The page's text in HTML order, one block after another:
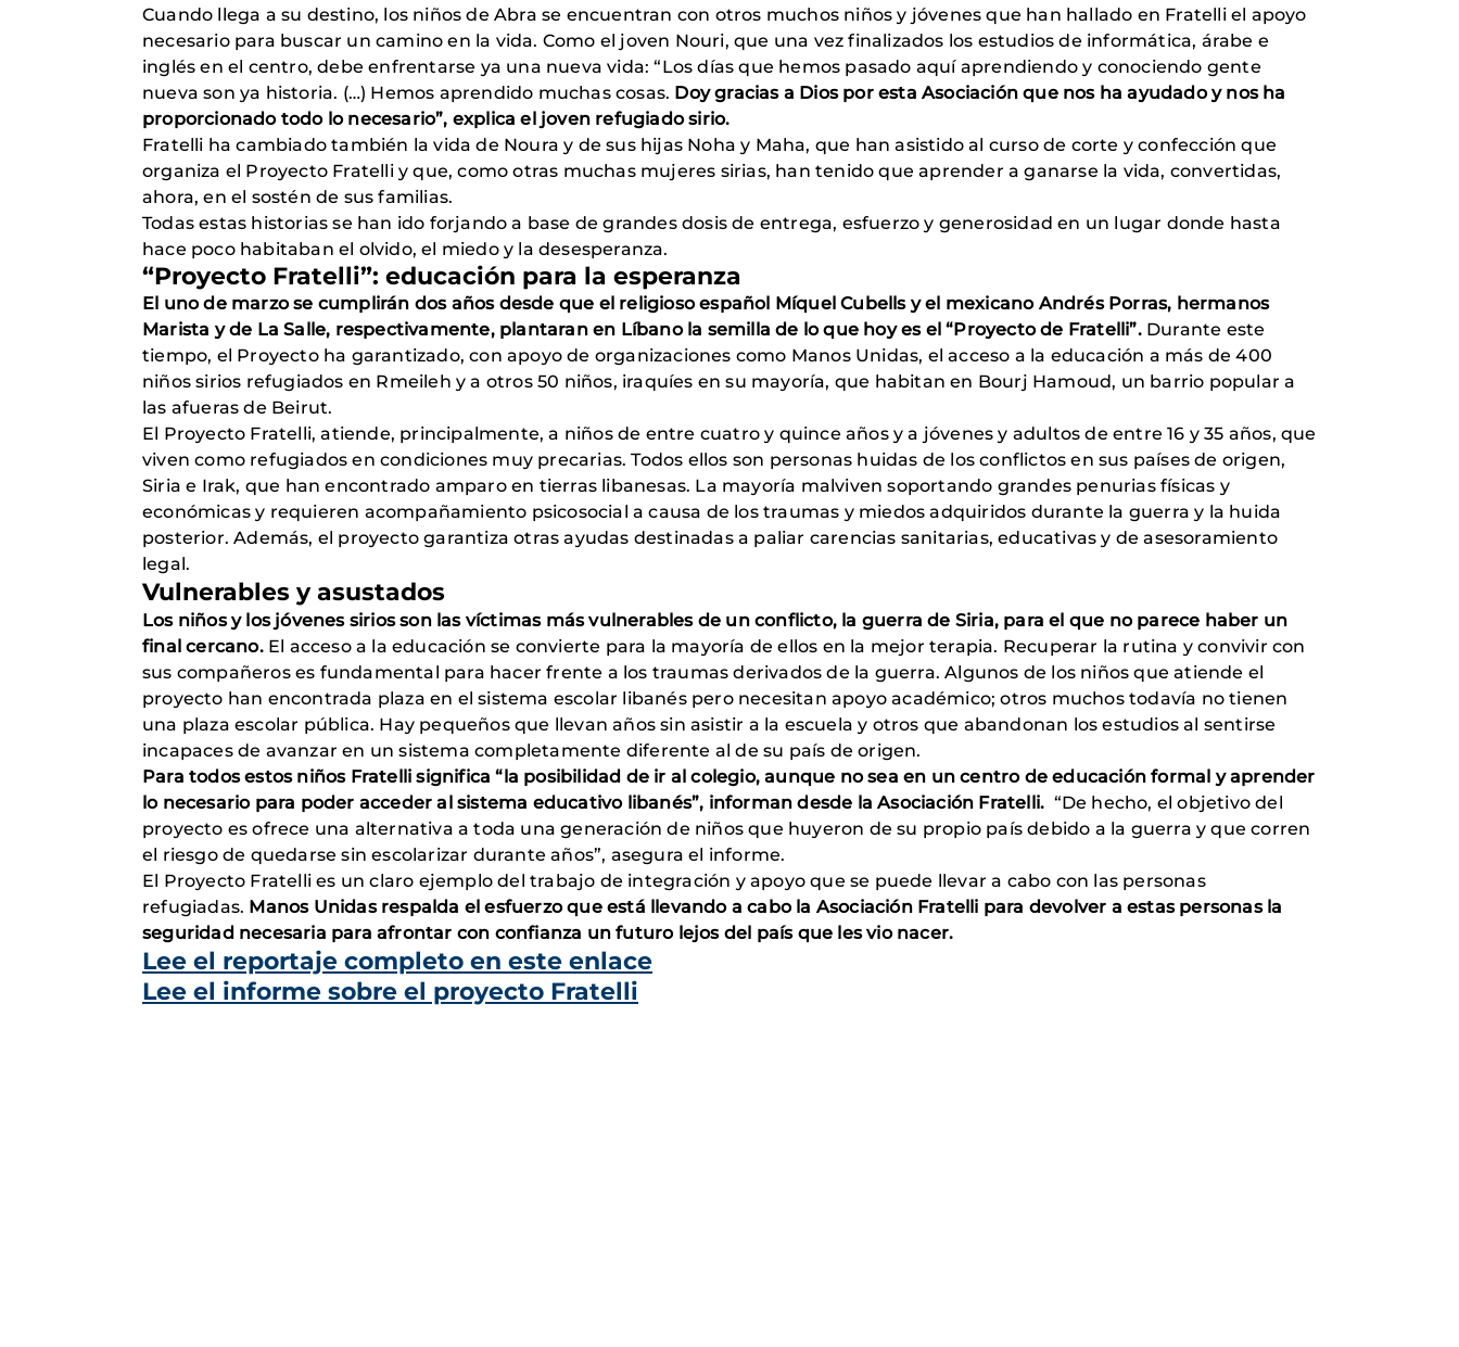
Cuando llega a su destino, los niños de Abra se encuentran con otros muchos niños y jóvenes que han hallado en Fratelli el apoyo
necesario para buscar un camino en la vida. Como el joven Nouri, que una vez finalizados los estudios de informática, árabe e
inglés en el centro, debe enfrentarse ya una nueva vida: “Los días que hemos pasado aquí aprendiendo y conociendo gente
nueva son ya historia. (…) Hemos aprendido muchas cosas. Doy gracias a Dios por esta Asociación que nos ha ayudado y nos ha
proporcionado todo lo necesario”, explica el joven refugiado sirio.
Fratelli ha cambiado también la vida de Noura y de sus hijas Noha y Maha, que han asistido al curso de corte y confección que
organiza el Proyecto Fratelli y que, como otras muchas mujeres sirias, han tenido que aprender a ganarse la vida, convertidas,
ahora, en el sostén de sus familias.
Todas estas historias se han ido forjando a base de grandes dosis de entrega, esfuerzo y generosidad en un lugar donde hasta
hace poco habitaban el olvido, el miedo y la desesperanza.
“Proyecto Fratelli”: educación para la esperanza
El uno de marzo se cumplirán dos años desde que el religioso español Míquel Cubells y el mexicano Andrés Porras, hermanos
Marista y de La Salle, respectivamente, plantaran en Líbano la semilla de lo que hoy es el “Proyecto de Fratelli”.Durante este
tiempo, el Proyecto ha garantizado, con apoyo de organizaciones como Manos Unidas, el acceso a la educación a más de 400
niños sirios refugiados en Rmeileh y a otros 50 niños, iraquíes en su mayoría, que habitan en Bourj Hamoud, un barrio popular a
las afueras de Beirut.
El Proyecto Fratelli, atiende, principalmente, a niños de entre cuatro y quince años y a jóvenes y adultos de entre 16 y 35 años, que
viven como refugiados en condiciones muy precarias. Todos ellos son personas huidas de los conflictos en sus países de origen,
Siria e Irak, que han encontrado amparo en tierras libanesas. La mayoría malviven soportando grandes penurias físicas y
económicas y requieren acompañamiento psicosocial a causa de los traumas y miedos adquiridos durante la guerra y la huida
posterior. Además, el proyecto garantiza otras ayudas destinadas a paliar carencias sanitarias, educativas y de asesoramiento
legal.
Vulnerables y asustados
Los niños y los jóvenes sirios son las víctimas más vulnerables de un conflicto, la guerra de Siria, para el que no parece haber un
final cercano.El acceso a la educación se convierte para la mayoría de ellos en la mejor terapia. Recuperar la rutina y convivir con
sus compañeros es fundamental para hacer frente a los traumas derivados de la guerra. Algunos de los niños que atiende el
proyecto han encontrada plaza en el sistema escolar libanés pero necesitan apoyo académico; otros muchos todavía no tienen
una plaza escolar pública. Hay pequeños que llevan años sin asistir a la escuela y otros que abandonan los estudios al sentirse
incapaces de avanzar en un sistema completamente diferente al de su país de origen.
Para todos estos niños Fratelli significa “la posibilidad de ir al colegio, aunque no sea en un centro de educación formal y aprender
lo necesario para poder acceder al sistema educativo libanés”, informan desde la Asociación Fratelli. “De hecho, el objetivo del
proyecto es ofrece una alternativa a toda una generación de niños que huyeron de su propio país debido a la guerra y que corren
el riesgo de quedarse sin escolarizar durante años”, asegura el informe.
El Proyecto Fratelli es un claro ejemplo del trabajo de integración y apoyo que se puede llevar a cabo con las personas
refugiadas. Manos Unidas respalda el esfuerzo que está llevando a cabo la Asociación Fratelli para devolver a estas personas la
seguridad necesaria para afrontar con confianza un futuro lejos del país que les vio nacer.
Lee el reportaje completo en este enlace
Lee el informe sobre el proyecto Fratelli